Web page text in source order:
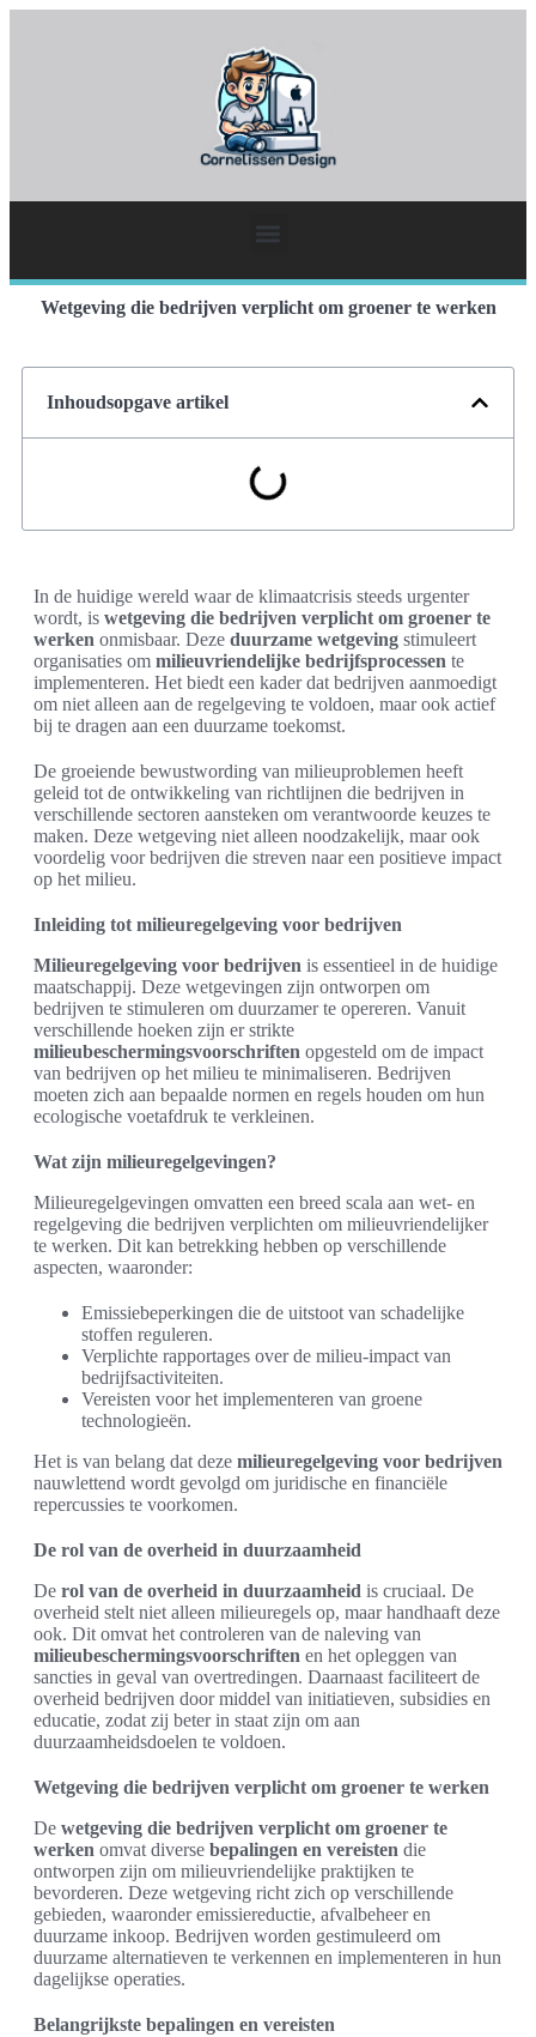
Wetgeving die bedrijven verplicht om groener te werken
Inhoudsopgave artikel
In de huidige wereld waar de klimaatcrisis steeds urgenter
wordt, is wetgeving die bedrijven verplicht om groener te
werken onmisbaar. Deze duurzame wetgeving stimuleert
organisaties om milieuvriendelijke bedrijfsprocessen te
implementeren. Het biedt een kader dat bedrijven aanmoedigt
om niet alleen aan de regelgeving te voldoen, maar ook actief
bij te dragen aan een duurzame toekomst.
De groeiende bewustwording van milieuproblemen heeft
geleid tot de ontwikkeling van richtlijnen die bedrijven in
verschillende sectoren aansteken om verantwoorde keuzes te
maken. Deze wetgeving niet alleen noodzakelijk, maar ook
voordelig voor bedrijven die streven naar een positieve impact
op het milieu.
Inleiding tot milieuregelgeving voor bedrijven
Milieuregelgeving voor bedrijven is essentieel in de huidige
maatschappij. Deze wetgevingen zijn ontworpen om
bedrijven te stimuleren om duurzamer te opereren. Vanuit
verschillende hoeken zijn er strikte
milieubeschermingsvoorschriften opgesteld om de impact
van bedrijven op het milieu te minimaliseren. Bedrijven
moeten zich aan bepaalde normen en regels houden om hun
ecologische voetafdruk te verkleinen.
Wat zijn milieuregelgevingen?
Milieuregelgevingen omvatten een breed scala aan wet- en
regelgeving die bedrijven verplichten om milieuvriendelijker
te werken. Dit kan betrekking hebben op verschillende
aspecten, waaronder:
Emissiebeperkingen die de uitstoot van schadelijke
stoffen reguleren.
Verplichte rapportages over de milieu-impact van
bedrijfsactiviteiten.
Vereisten voor het implementeren van groene
technologieën.
Het is van belang dat deze milieuregelgeving voor bedrijven
nauwlettend wordt gevolgd om juridische en financiële
repercussies te voorkomen.
De rol van de overheid in duurzaamheid
De rol van de overheid in duurzaamheid is cruciaal. De
overheid stelt niet alleen milieuregels op, maar handhaaft deze
ook. Dit omvat het controleren van de naleving van
milieubeschermingsvoorschriften en het opleggen van
sancties in geval van overtredingen. Daarnaast faciliteert de
overheid bedrijven door middel van initiatieven, subsidies en
educatie, zodat zij beter in staat zijn om aan
duurzaamheidsdoelen te voldoen.
Wetgeving die bedrijven verplicht om groener te werken
De wetgeving die bedrijven verplicht om groener te
werken omvat diverse bepalingen en vereisten die
ontworpen zijn om milieuvriendelijke praktijken te
bevorderen. Deze wetgeving richt zich op verschillende
gebieden, waaronder emissiereductie, afvalbeheer en
duurzame inkoop. Bedrijven worden gestimuleerd om
duurzame alternatieven te verkennen en implementeren in hun
dagelijkse operaties.
Belangrijkste bepalingen en vereisten